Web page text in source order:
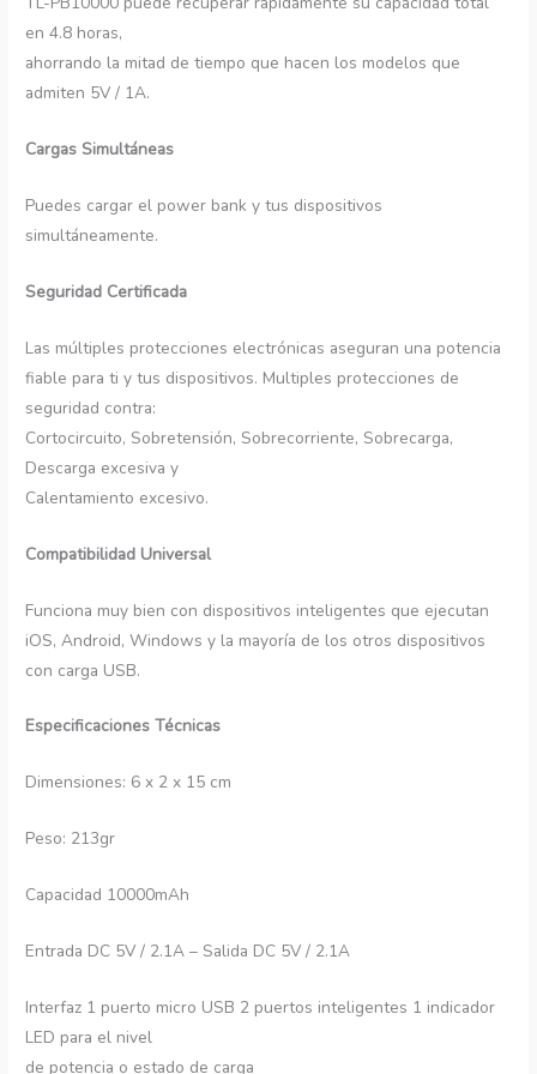
en 4.8 horas,
ahorrando la mitad de tiempo que hacen los modelos que
admiten 5V / 1A.
Cargas Simultáneas
Puedes cargar el power bank y tus dispositivos
simultáneamente.
Seguridad Certificada
Las múltiples protecciones electrónicas aseguran una potencia
fiable para ti y tus dispositivos. Multiples protecciones de
seguridad contra:
Cortocircuito, Sobretensión, Sobrecorriente, Sobrecarga,
Descarga excesiva y
Calentamiento excesivo.
Compatibilidad Universal
Funciona muy bien con dispositivos inteligentes que ejecutan
iOS, Android, Windows y la mayoría de los otros dispositivos
con carga USB.
Especificaciones Técnicas
Dimensiones: 6 x 2 x 15 cm
Peso: 213gr
Capacidad 10000mAh
Entrada DC 5V / 2.1A – Salida DC 5V / 2.1A
Interfaz 1 puerto micro USB 2 puertos inteligentes 1 indicador
LED para el nivel
de potencia o estado de carga